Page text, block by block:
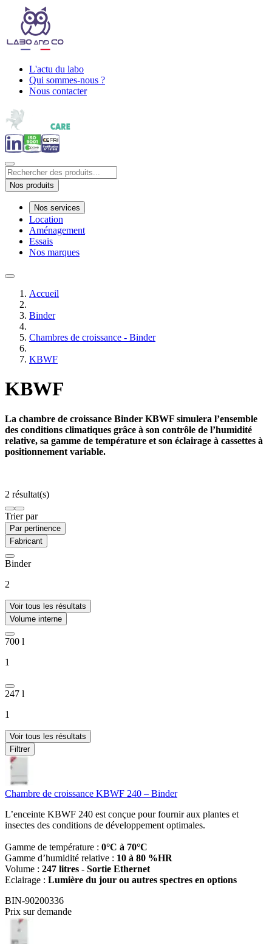
L'actu du labo
Qui sommes-nous ?
Nous contacter
Nos produits
Nos services
Location
Aménagement
Essais
Nos marques
Accueil
Binder
Chambres de croissance - Binder
KBWF
KBWF
La chambre de croissance Binder KBWF simulera l’ensemble
des conditions climatiques grâce à son contrôle de l’humidité
relative, sa gamme de température et son éclairage à cassettes à
positionnement variable.
2 résultat(s)
Trier par
Par pertinence
Fabricant
Binder
2
Voir tous les résultats
Volume interne
700 l
1
247 l
1
Voir tous les résultats
Filtrer
Chambre de croissance KBWF 240 – Binder
L’enceinte KBWF 240 est conçue pour fournir aux plantes et
insectes des conditions de développement optimales.
Gamme de température : 0°C à 70°C
Gamme d’humidité relative : 10 à 80 %HR
Volume : 247 litres - Sortie Ethernet
Eclairage : Lumière du jour ou autres spectres en options
BIN-90200336
Prix sur demande